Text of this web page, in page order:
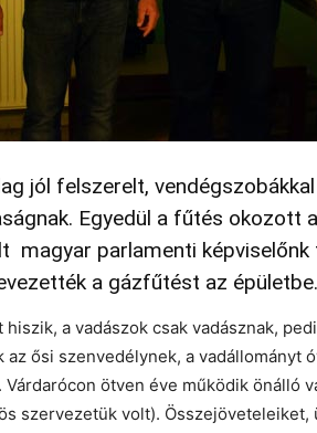
jól felszerelt,
Egyedül a fűtés okozott
magyar parlamenti képviselőnk
a gázfűtést az épületbe.
hiszik, a vadászok csak vadásznak,
az ősi szenvedélynek, a
Várdarócon ötven éve működik önálló
szervezetük volt).